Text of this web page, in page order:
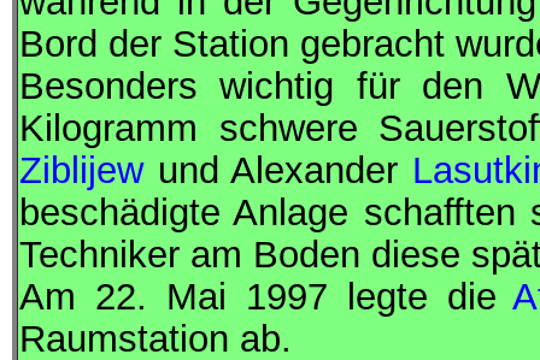
Bord der Station gebracht
Besonders wichtig für den
Kilogramm schwere
Ziblijewund Alexander
beschädigte Anlage
Techniker am Boden diese
Am 22. Mai 1997 legte die
Raumstation ab.